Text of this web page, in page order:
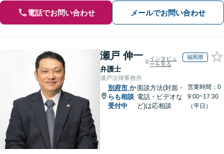
電話でお問い合わせ メールでお問い合わせ
瀬戸 伸一
弁護士
インタビュ
ーを見る
福岡県
瀬戸法律事務所
別府市 か
らも相談
受付中
面談方法(対面・
電話・ビデオな
ど)は応相談
営業時間：0
9:00~17:30
（平日）